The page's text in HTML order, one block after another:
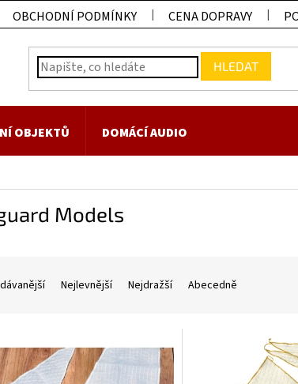
OBCHODNÍ PODMÍNKY CENA DOPRAVY
HLEDAT
OBJEKTŮ DOMÁCÍ AUDIO
Models
Nejlevnější Nejdražší Abecedně